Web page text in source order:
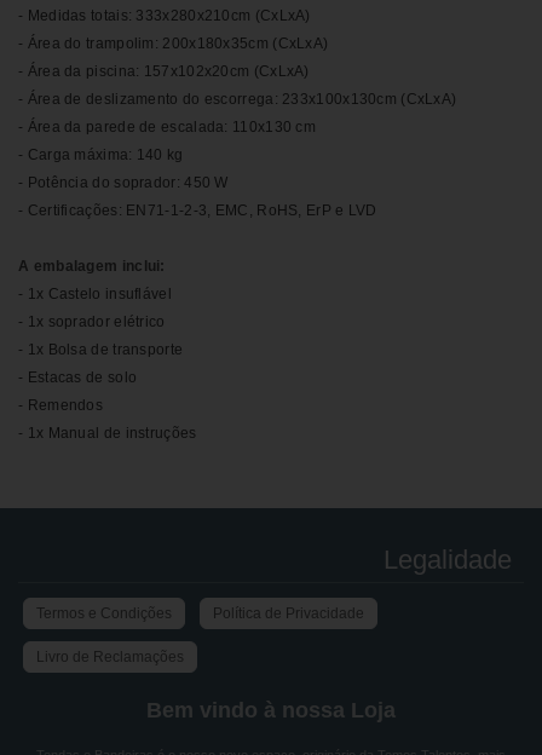
- Medidas totais: 333x280x210cm (CxLxA)
- Área do trampolim: 200x180x35cm (CxLxA)
- Área da piscina: 157x102x20cm (CxLxA)
- Área de deslizamento do escorrega: 233x100x130cm (CxLxA)
- Área da parede de escalada: 110x130 cm
- Carga máxima: 140 kg
- Potência do soprador: 450 W
- Certificações: EN71-1-2-3, EMC, RoHS, ErP e LVD
A embalagem inclui:
- 1x Castelo insuflável
- 1x soprador elétrico
- 1x Bolsa de transporte
- Estacas de solo
- Remendos
- 1x Manual de instruções
Legalidade
Termos e Condições Política de Privacidade
Livro de Reclamações
Bem vindo à nossa Loja